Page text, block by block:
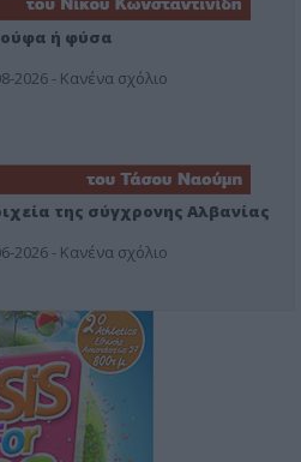
ή φύσα
2026 - Κανένα σχόλιο
της σύγχρονης Αλβανίας
2026 - Κανένα σχόλιο